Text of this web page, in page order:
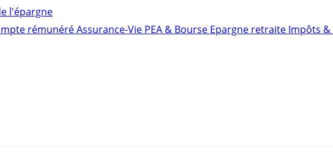
l'épargne
rémunéréAssurance-Vie PEA & Bourse Epargne retraite Impôts &